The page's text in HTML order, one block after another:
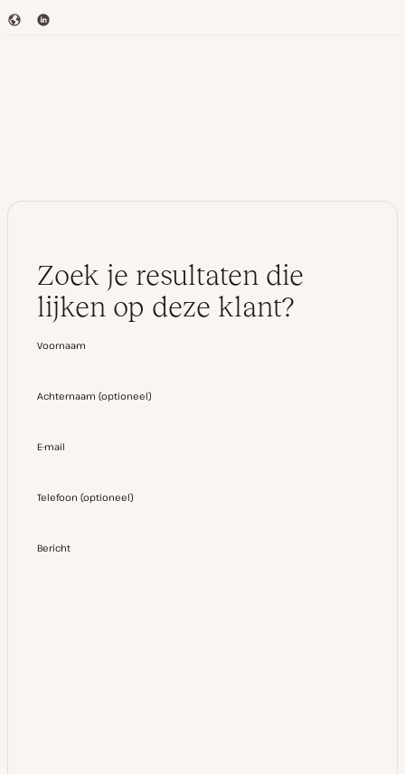
W
L
Zoek je resultaten die
lijken op deze klant?
Voornaam
Achternaam (optioneel)
E-mail
Telefoon (optioneel)
Bericht